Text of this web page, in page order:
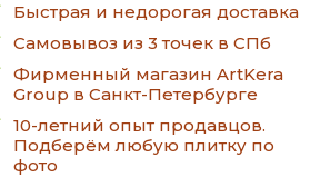
Быстрая и недорогая доставка
Самовывоз из 3 точек в СПб
Фирменный магазин ArtKera
Group в Санкт-Петербурге
10-летний опыт продавцов.
Подберём любую плитку по
фото